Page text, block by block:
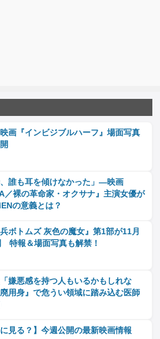
映画『インビジブルハーフ』場面写真
、誰も耳を傾けなかった」―映画
／裸の革命家・オクサナ』主演女優が
の意義とは？
兵ボトムズ 灰色の魔女』第1部が11月
特報＆場面写真も解禁！
嫌悪感を持つ人もいるかもしれな
用身』で危うい領域に踏み込む医師
に見る？】今週公開の最新映画情報